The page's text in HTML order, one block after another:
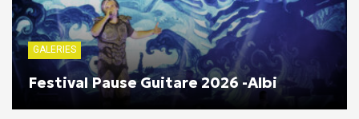
GALERIES
Festival Pause Guitare 2026 -Albi